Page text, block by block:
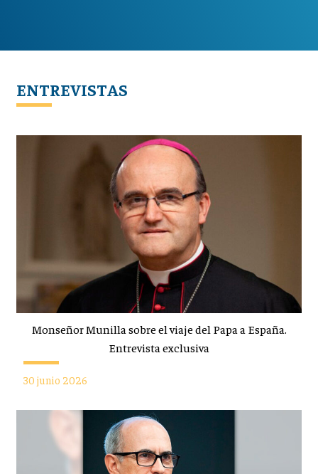
ENTREVISTAS
Monseñor Munilla sobre el viaje del Papa a España.
Entrevista exclusiva
30 junio 2026